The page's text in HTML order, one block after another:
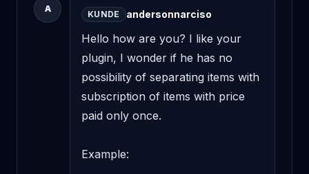
A
KUNDE andersonnarciso
Hello how are you? I like your
plugin, I wonder if he has no
possibility of separating items with
subscription of items with price
paid only once.
Example: